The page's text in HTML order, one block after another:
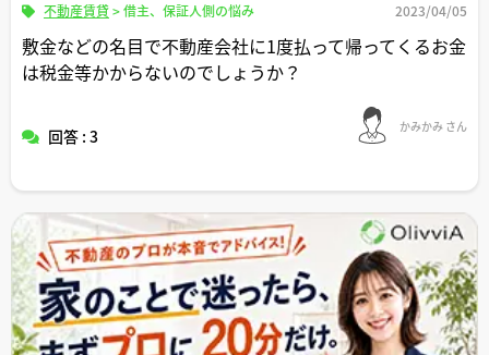
不動産賃貸>借主、保証人側の悩み 2023/04/05
敷金などの名目で不動産会社に1度払って帰ってくるお金
は税金等かからないのでしょうか？
回答 : 3 かみかみ さん